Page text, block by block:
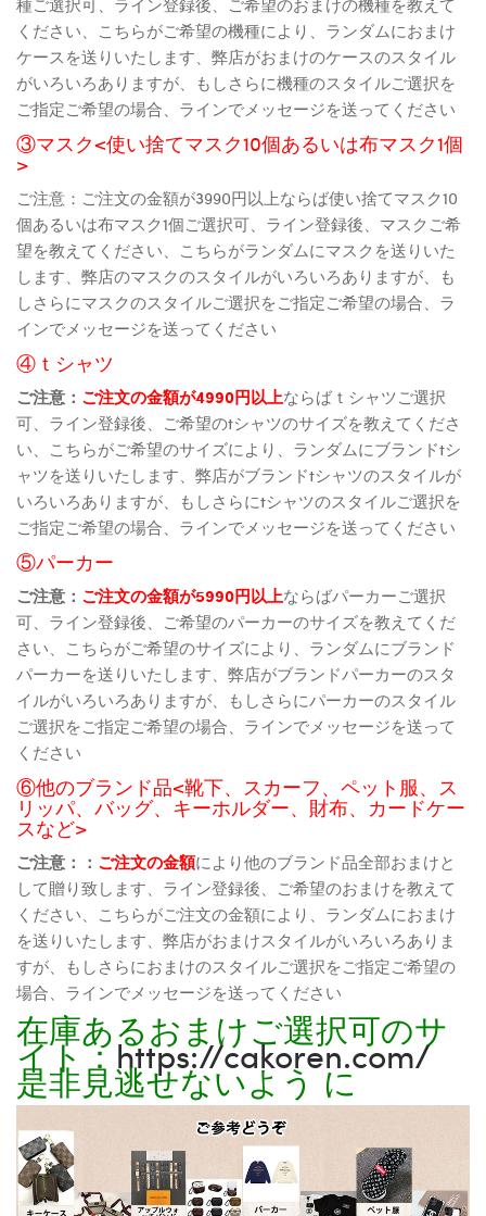
ください、こちらがご希望の機種により、ランダムにおまけ
ケースを送りいたします、弊店がおまけのケースのスタイル
がいろいろありますが、もしさらに機種のスタイルご選択を
ご指定ご希望の場合、ラインでメッセージを送ってください
③マスク<使い捨てマスク10個あるいは布マスク1個
>
ご注意：ご注文の金額が3990円以上ならば使い捨てマスク10
個あるいは布マスク1個ご選択可、ライン登録後、マスクご希
望を教えてください、こちらがランダムにマスクを送りいた
します、弊店のマスクのスタイルがいろいろありますが、も
しさらにマスクのスタイルご選択をご指定ご希望の場合、ラ
インでメッセージを送ってください
④ｔシャツ
ご注意： ご注文の金額が4990円以上ならばｔシャツご選択
可、ライン登録後、ご希望のtシャツのサイズを教えてくださ
い、こちらがご希望のサイズにより、ランダムにブランドtシ
ャツを送りいたします、弊店がブランドtシャツのスタイルが
いろいろありますが、もしさらにtシャツのスタイルご選択を
ご指定ご希望の場合、ラインでメッセージを送ってください
⑤パーカー
ご注意： ご注文の金額が5990円以上ならばパーカーご選択
可、ライン登録後、ご希望のパーカーのサイズを教えてくだ
さい、こちらがご希望のサイズにより、ランダムにブランド
パーカーを送りいたします、弊店がブランドパーカーのスタ
イルがいろいろありますが、もしさらにパーカーのスタイル
ご選択をご指定ご希望の場合、ラインでメッセージを送って
ください
⑥他のブランド品<靴下、スカーフ、ペット服、ス
リッパ、バッグ、キーホルダー、財布、カードケー
スなど>
ご注意：： ご注文の金額により他のブランド品全部おまけと
して贈り致します、ライン登録後、ご希望のおまけを教えて
ください、こちらがご注文の金額により、ランダムにおまけ
を送りいたします、弊店がおまけスタイルがいろいろありま
すが、もしさらにおまけのスタイルご選択をご指定ご希望の
場合、ラインでメッセージを送ってください
在庫あるおまけご選択可のサ
イト：https://cakoren.com/
是非見逃せないよう に